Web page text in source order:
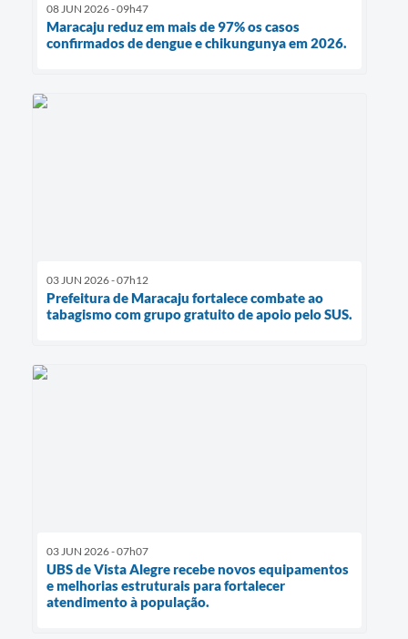
08 JUN 2026 - 09h47
Maracaju reduz em mais de 97% os casos
confirmados de dengue e chikungunya em 2026.
03 JUN 2026 - 07h12
Prefeitura de Maracaju fortalece combate ao
tabagismo com grupo gratuito de apoio pelo SUS.
03 JUN 2026 - 07h07
UBS de Vista Alegre recebe novos equipamentos
e melhorias estruturais para fortalecer
atendimento à população.